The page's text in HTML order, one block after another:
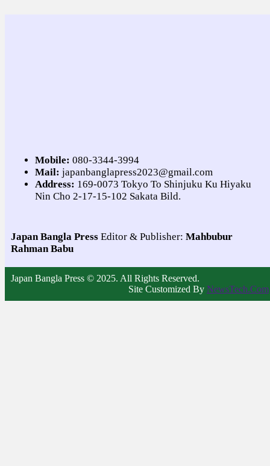
Mobile: 080-3344-3994
Mail: japanbanglapress2023@gmail.com
Address: 169-0073 Tokyo To Shinjuku Ku Hiyaku
Nin Cho 2-17-15-102 Sakata Bild.
Japan Bangla Press Editor & Publisher: Mahbubur
Rahman Babu
Japan Bangla Press © 2025. All Rights Reserved.
Site Customized By NewsTech.Com